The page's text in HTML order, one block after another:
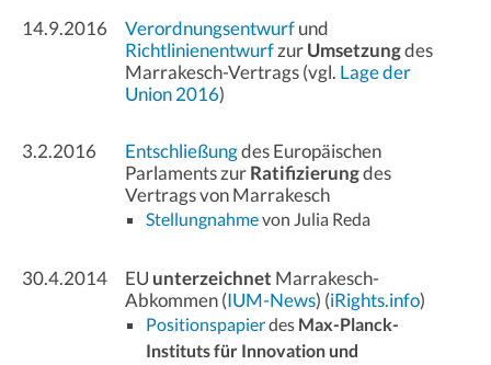
14.9.2016 Verordnungsentwurfund
RichtlinienentwurfzurUmsetzungdes
Marrakesch-Vertrags (vgl. Lage der
Union 2016)
3.2.2016 Entschließungdes Europäischen
Parlaments zurRatifizierungdes
Vertrags von Marrakesch
Stellungnahmevon Julia Reda
30.4.2014 EU unterzeichnet Marrakesch-
Abkommen (IUM-News) (iRights.info)
Positionspapierdes Max-Planck-
Instituts für Innovation und